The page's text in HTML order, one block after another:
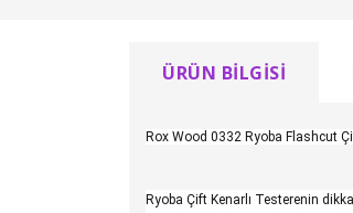
ÜRÜN BILGISI
Rox Wood 0332 Ryoba Flashcut
Ryoba Çift Kenarlı Testerenin